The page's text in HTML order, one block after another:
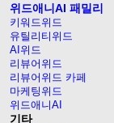
위드애니AI 패밀리
키워드위드
유틸리티위드
AI위드
리뷰어위드
리뷰어위드 카페
마케팅위드
위드애니AI
기타